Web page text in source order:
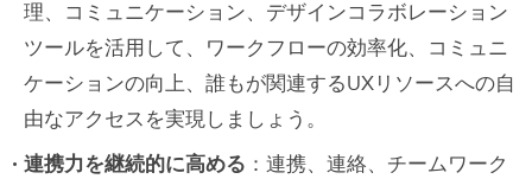
理、コミュニケーション、デザインコラボレーション
ツールを活用して、ワークフローの効率化、コミュニ
ケーションの向上、誰もが関連するUXリソースへの自
由なアクセスを実現しましょう。
連携力を継続的に高める ：連携、連絡、チームワーク